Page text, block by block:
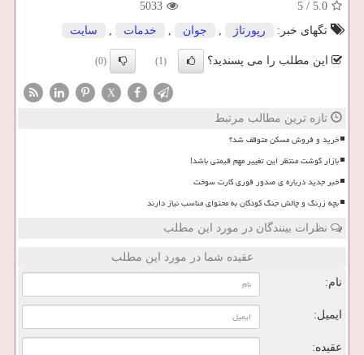
5.0
/
5
5033
تگهای خبر:
رپورتاژ , جوان , خدمات , سایت
این مطلب را می پسندید؟ (1)
(0)
X
تازه ترین مطالب مرتبط
خرید و فروش مسکن متوقف شد؟
بازار گوشت منتظر این تغییر مهم قیمتی باشد!
خبر جدید درباره ی صدور فوری کارت سوخت
بچه زرنگ و چالش جنگ کودکان به محتوای مناسب نیاز دارند
نظرات بینندگان در مورد این مطلب
عقیده شما در مورد این مطلب
نام:
ایمیل:
عقیده: